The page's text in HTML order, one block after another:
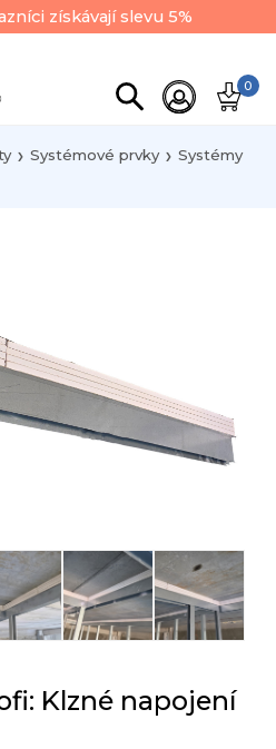
získávají slevu 5%
0
Systémové prvky
Systémy
Klzné napojení